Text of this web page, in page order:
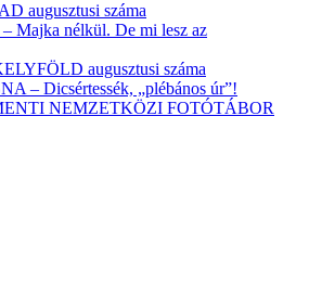
augusztusi száma
Majka nélkül. De mi lesz az
augusztusi száma
– Dicsértessék, „plébános úr”!
NEMZETKÖZI FOTÓTÁBOR